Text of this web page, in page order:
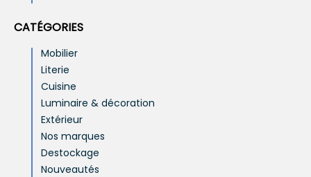
CATÉGORIES
Mobilier
Literie
Cuisine
Luminaire & décoration
Extérieur
Nos marques
Destockage
Nouveautés